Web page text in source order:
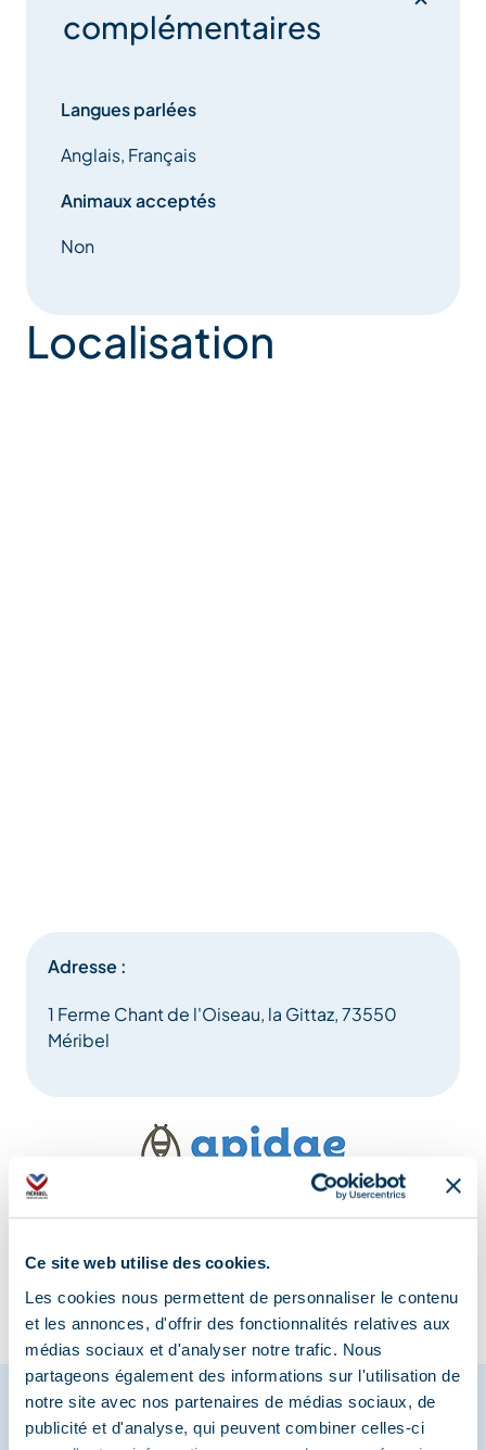
Ce site web utilise des cookies.
Les cookies nous permettent de personnaliser le contenu
et les annonces, d'offrir des fonctionnalités relatives aux
médias sociaux et d'analyser notre trafic. Nous
partageons également des informations sur l'utilisation de
notre site avec nos partenaires de médias sociaux, de
publicité et d'analyse, qui peuvent combiner celles-ci
complémentaires
Langues parlées
Anglais, Français
Animaux acceptés
Non
Localisation
Adresse :
1 Ferme Chant de l'Oiseau, la Gittaz, 73550
Méribel
Information mise à jour le